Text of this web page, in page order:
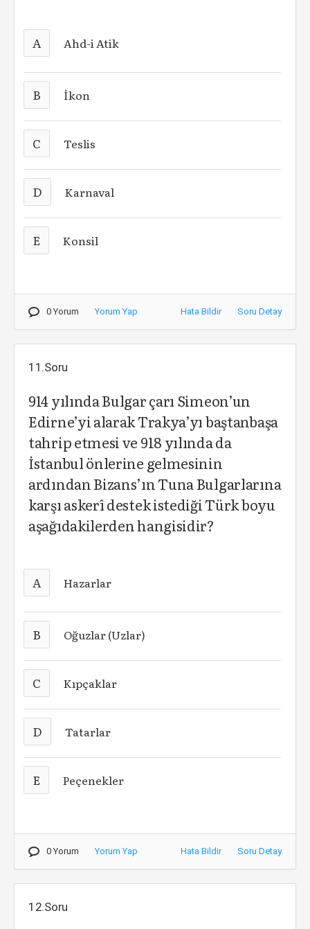
A Ahd-i Atik
B İkon
C Teslis
D Karnaval
E Konsil
0 Yorum Yorum Yap Hata Bildir Soru Detay
11.Soru
914 yılında Bulgar çarı Simeon’un
Edirne’yi alarak Trakya’yı baştanbaşa
tahrip etmesi ve 918 yılında da
İstanbul önlerine gelmesinin
ardından Bizans’ın Tuna Bulgarlarına
karşı askerî destek istediği Türk boyu
aşağıdakilerden hangisidir?
A Hazarlar
B Oğuzlar (Uzlar)
C Kıpçaklar
D Tatarlar
E Peçenekler
0 Yorum Yorum Yap Hata Bildir Soru Detay
12.Soru